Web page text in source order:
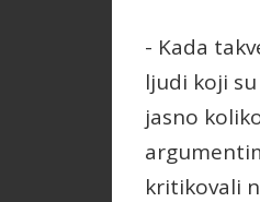
- Kada
ljudi koji
jasno
kritikovali